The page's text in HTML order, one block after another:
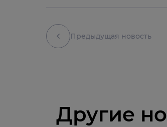
Предыдущая новость
Другие